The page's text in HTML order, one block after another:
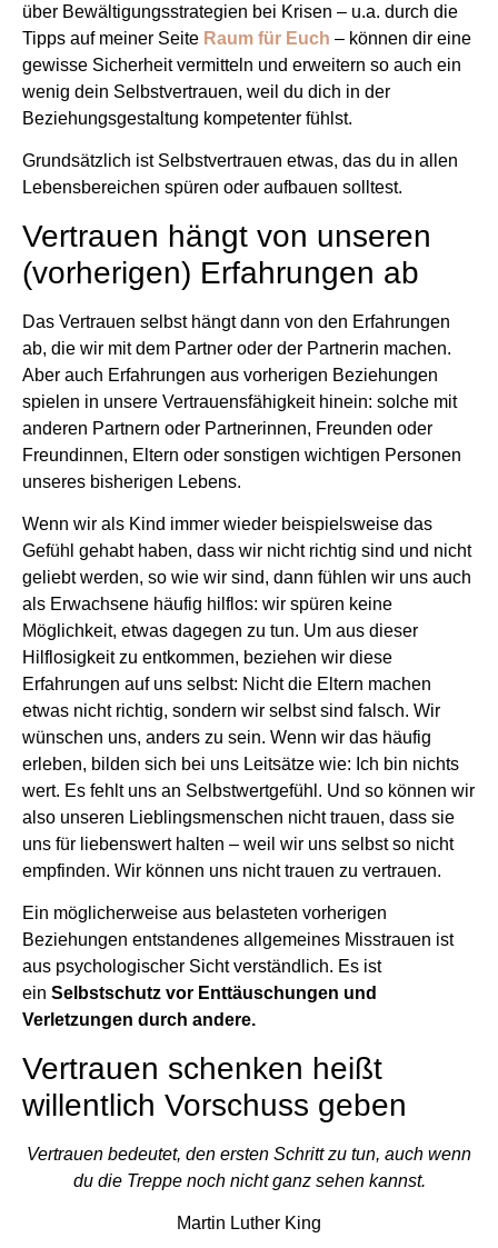
über Bewältigungsstrategien bei Krisen – u.a. durch die
Tipps auf meiner Seite Raum für Euch – können dir eine
gewisse Sicherheit vermitteln und erweitern so auch ein
wenig dein Selbstvertrauen, weil du dich in der
Beziehungsgestaltung kompetenter fühlst.
Grundsätzlich ist Selbstvertrauen etwas, das du in allen
Lebensbereichen spüren oder aufbauen solltest.
Vertrauen hängt von unseren
(vorherigen) Erfahrungen ab
Das Vertrauen selbst hängt dann von den Erfahrungen
ab, die wir mit dem Partner oder der Partnerin machen.
Aber auch Erfahrungen aus vorherigen Beziehungen
spielen in unsere Vertrauensfähigkeit hinein: solche mit
anderen Partnern oder Partnerinnen, Freunden oder
Freundinnen, Eltern oder sonstigen wichtigen Personen
unseres bisherigen Lebens.
Wenn wir als Kind immer wieder beispielsweise das
Gefühl gehabt haben, dass wir nicht richtig sind und nicht
geliebt werden, so wie wir sind, dann fühlen wir uns auch
als Erwachsene häufig hilflos: wir spüren keine
Möglichkeit, etwas dagegen zu tun. Um aus dieser
Hilflosigkeit zu entkommen, beziehen wir diese
Erfahrungen auf uns selbst: Nicht die Eltern machen
etwas nicht richtig, sondern wir selbst sind falsch. Wir
wünschen uns, anders zu sein. Wenn wir das häufig
erleben, bilden sich bei uns Leitsätze wie: Ich bin nichts
wert. Es fehlt uns an Selbstwertgefühl. Und so können wir
also unseren Lieblingsmenschen nicht trauen, dass sie
uns für liebenswert halten – weil wir uns selbst so nicht
empfinden. Wir können uns nicht trauen zu vertrauen.
Ein möglicherweise aus belasteten vorherigen
Beziehungen entstandenes allgemeines Misstrauen ist
aus psychologischer Sicht verständlich. Es ist
ein Selbstschutz vor Enttäuschungen und
Verletzungen durch andere.
Vertrauen schenken heißt
willentlich Vorschuss geben
Vertrauen bedeutet, den ersten Schritt zu tun, auch wenn
du die Treppe noch nicht ganz sehen kannst.
Martin Luther King